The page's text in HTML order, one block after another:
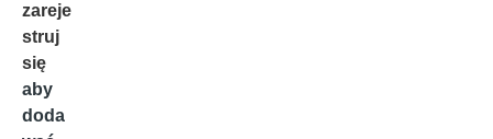
zareje
struj
się
aby
doda